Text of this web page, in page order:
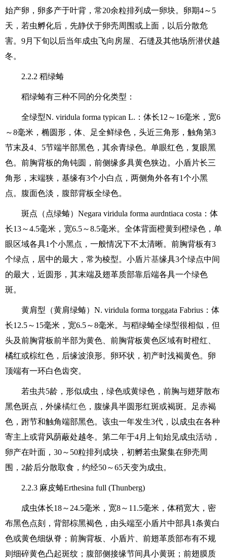
始产卵，卵多产于叶背，常20余粒排列成一卵块。卵期4～5
天，若虫孵化后，先静伏于卵壳周围或上面，以后分散危
害。9月下旬以后当年成虫飞向房屋、石缝及其他场所潜伏越
冬。
2.2.2 稻绿蝽
稻绿蝽有三种不同的分化类型：
全绿型N. viridula forma typican L.：体长12～16毫米，宽6
～8毫米，椭圆形，体、足全鲜绿色，头近三角形，触角第3
节末及4、5节端半部黑色，其余青绿色。单眼红色，复眼黑
色。前胸背板的角钝圆，前侧缘多具黄色狭边。小盾片长三
角形，末端狭，基缘有3个小白点，两侧角外各有1个小黑
点。腹面色淡，腹部背板全绿色。
斑点（点绿蝽）Negara viridula forma aurdntiaca costa：体
长13～4.5毫米，宽6.5～8.5毫米。全体背面橙黄到橙绿色，单
眼区域各具1个小黑点，一般情况下不太清晰。前胸背板有3
个绿点，居中的最大，常为棱型。小盾片基缘具3个绿点中间
的最大，近圆形，其末端及翅革质部靠后端各具一个绿色
斑。
黄肩型（黄肩绿蝽）N. viridula forma torggata Fabrius：体
长12.5～15毫米，宽6.5～8毫米。与稻绿蝽全绿型很相似，但
头及前胸背板前半部为黄色、前胸背板黄色区域有时橙红、
橘红或棕红色，后缘波浪形。卵环状，初产时浅褐黄色。卵
顶端有一环白色齿突。
若虫共5龄，形似成虫，绿色或黄绿色，前胸与翅芽散布
黑色斑点，外缘橘红色 ，腹缘具半圆形红斑或褐斑。足赤褐
色，跗节和触角端部黑色。该虫一年发生3代，以成虫在各种
寄主上或背风荫蔽处越冬。第二年于4月上旬始见成虫活动，
卵产在叶面，30～50粒排列成块，初孵若虫聚集在卵壳周
围，2龄后分散取食，约经50～65天变为成虫。
2.2.3 麻皮蝽Erthesina full (Thunberg)
成虫体长18～24.5毫米，宽8～11.5毫米，体稍宽大，密
布黑色点刻，背部棕黑褐色，由头端至小盾片中部具1条黄白
色或黄色细纵脊；前胸背板、小盾片、前翅革质部布有不规
则细碎黄色凸起斑纹；腹部侧接缘节间具小黄斑；前翅膜质